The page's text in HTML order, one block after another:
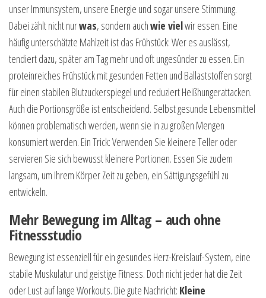
unser Immunsystem, unsere Energie und sogar unsere Stimmung.
Dabei zählt nicht nurwas, sondern auchwie vielwir essen. Eine
häufig unterschätzte Mahlzeit ist das Frühstück: Wer es auslässt,
tendiert dazu, später am Tag mehr und oft ungesünder zu essen. Ein
proteinreiches Frühstück mit gesunden Fetten und Ballaststoffen sorgt
für einen stabilen Blutzuckerspiegel und reduziert Heißhungerattacken.
Auch die Portionsgröße ist entscheidend. Selbst gesunde Lebensmittel
können problematisch werden, wenn sie in zu großen Mengen
konsumiert werden. Ein Trick: Verwenden Sie kleinere Teller oder
servieren Sie sich bewusst kleinere Portionen. Essen Sie zudem
langsam, um Ihrem Körper Zeit zu geben, ein Sättigungsgefühl zu
entwickeln.
Mehr Bewegung im Alltag – auch ohne
Fitnessstudio
Bewegung ist essenziell für ein gesundes Herz-Kreislauf-System, eine
stabile Muskulatur und geistige Fitness. Doch nicht jeder hat die Zeit
oder Lust auf lange Workouts. Die gute Nachricht: Kleine